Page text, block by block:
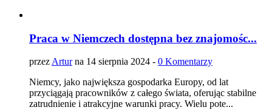
Praca w Niemczech dostępna bez znajomośc...
przez Arturna 14 sierpnia 2024 - 0 Komentarzy
Niemcy, jako największa gospodarka Europy, od lat
przyciągają pracowników z całego świata, oferując stabilne
zatrudnienie i atrakcyjne warunki pracy. Wielu pote...